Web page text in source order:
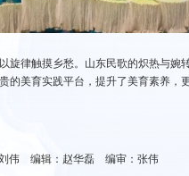
旋律触摸乡愁。山东民歌的炽热与
的美育实践平台，提升了美育素养
伟 编辑：赵华磊 编审：张伟